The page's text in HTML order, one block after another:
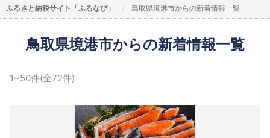
ふるさと納税サイト「ふるなび」 鳥取県境港市からの新着情報一覧
鳥取県境港市からの新着情報一覧
1~50件(全72件)